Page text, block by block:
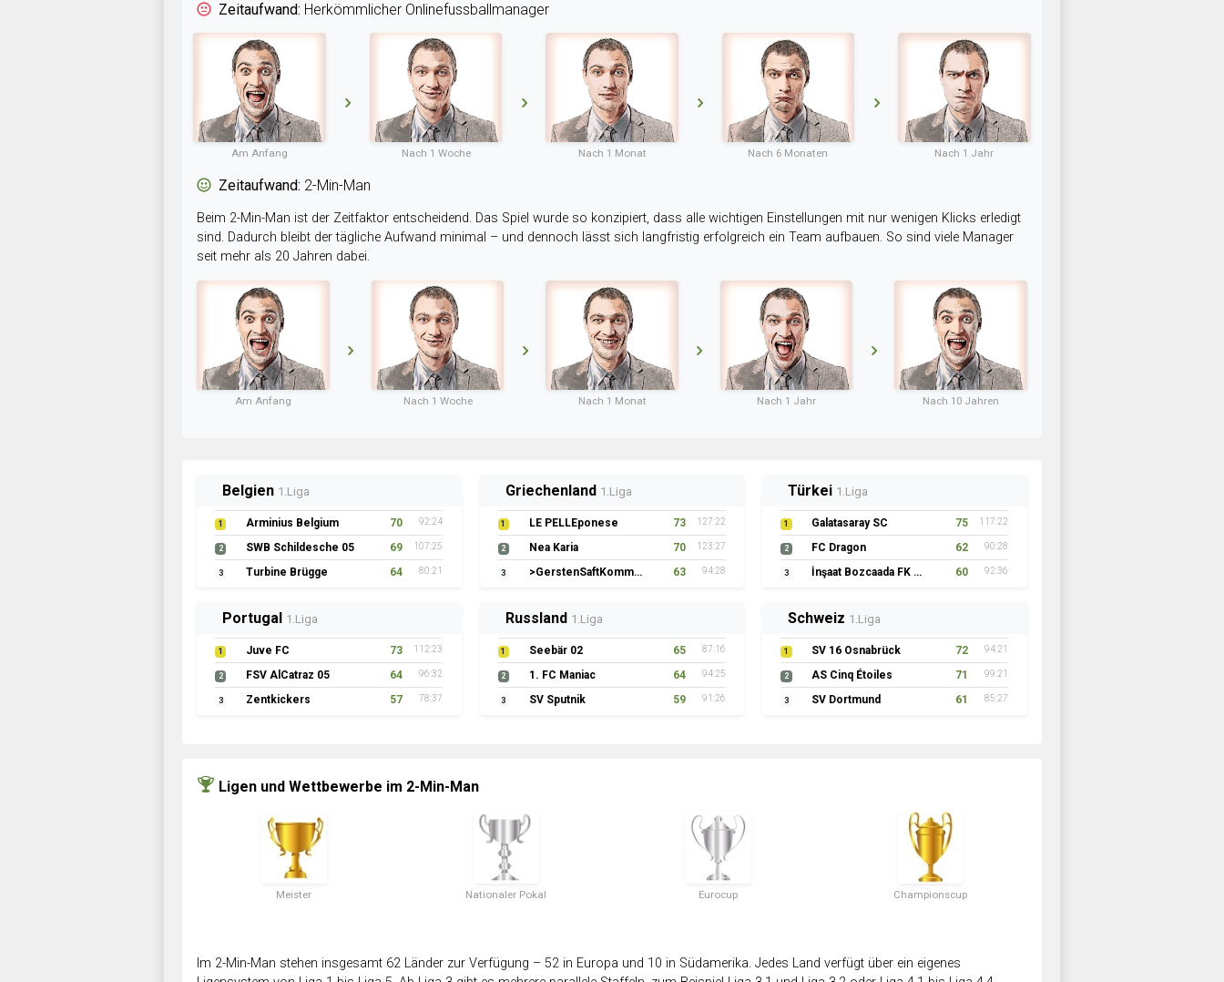
Zeitaufwand: Herkömmlicher Onlinefussballmanager
Am Anfang Nach 1 Woche Nach 1 Monat Nach 6 Monaten Nach 1 Jahr
Zeitaufwand: 2-Min-Man
Beim 2-Min-Man ist der Zeitfaktor entscheidend. Das Spiel wurde so konzipiert, dass alle wichtigen Einstellungen mit nur wenigen Klicks erledigt
sind. Dadurch bleibt der tägliche Aufwand minimal – und dennoch lässt sich langfristig erfolgreich ein Team aufbauen. So sind viele Manager
seit mehr als 20 Jahren dabei.
Am Anfang Nach 1 Woche Nach 1 Monat Nach 1 Jahr Nach 10 Jahren
Belgien 1.Liga
1 Arminius Belgium 70 92:24
2 SWB Schildesche 05 69 107:25
3 Turbine Brügge 64 80:21
Griechenland 1.Liga
1 LE PELLEponese 73 127:22
2 Nea Karia 70 123:27
3 >GerstenSaftKommando 63 94:28
Türkei 1.Liga
1 Galatasaray SC 75 117:22
2 FC Dragon 62 90:28
3 İnşaat Bozcaada FK 1957 60 92:36
Portugal 1.Liga
1 Juve FC 73 112:23
2 FSV AlCatraz 05 64 96:32
3 Zentkickers 57 78:37
Russland 1.Liga
1 Seebär 02 65 87:16
2 1. FC Maniac 64 94:25
3 SV Sputnik 59 91:26
Schweiz 1.Liga
1 SV 16 Osnabrück 72 94:21
2 AS Cinq Étoiles 71 99:21
3 SV Dortmund 61 85:27
Ligen und Wettbewerbe im 2-Min-Man
Meister Nationaler Pokal Eurocup Championscup
Im 2-Min-Man stehen insgesamt 62 Länder zur Verfügung – 52 in Europa und 10 in Südamerika. Jedes Land verfügt über ein eigenes